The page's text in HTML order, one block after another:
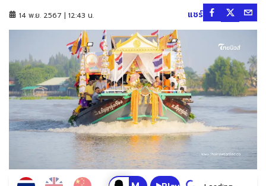
14 พ.ย. 2567 | 12:43 น. แชร์